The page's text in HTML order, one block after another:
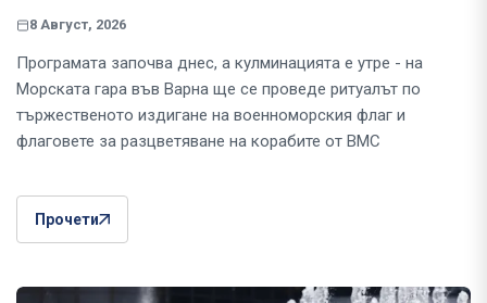
8 Август, 2026
Програмата започва днес, а кулминацията е утре - на
Морската гара във Варна ще се проведе ритуалът по
тържественото издигане на военноморския флаг и
флаговете за разцветяване на корабите от ВМС
Прочети